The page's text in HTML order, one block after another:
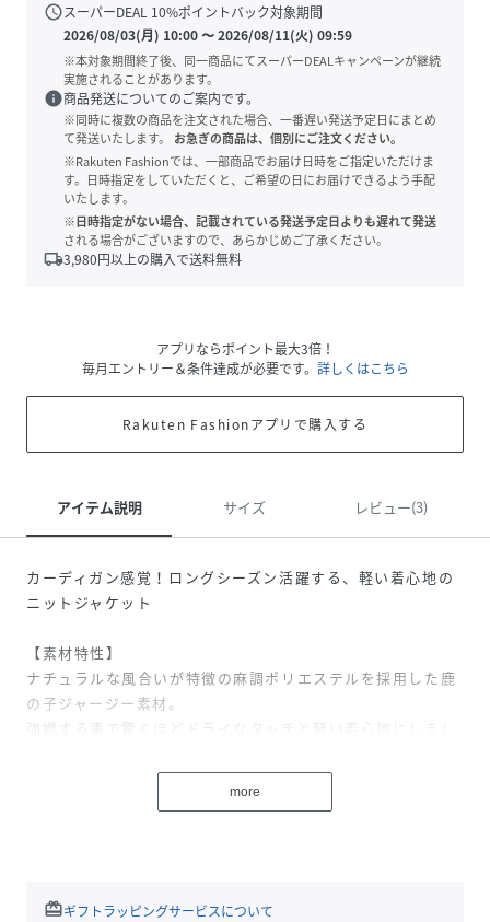
scheduleスーパーDEAL 10%ポイントバック対象期間
2026/08/03(月) 10:00〜2026/08/11(火) 09:59
※本対象期間終了後、同一商品にてスーパーDEALキャンペーンが継続
実施されることがあります。
info商品発送についてのご案内です。
※同時に複数の商品を注文された場合、一番遅い発送予定日にまとめ
て発送いたします。
お急ぎの商品は、個別にご注文ください。
※Rakuten Fashionでは、一部商品でお届け日時をご指定いただけま
す。日時指定をしていただくと、ご希望の日にお届けできるよう手配
いたします。
※日時指定がない場合、記載されている発送予定日よりも遅れて発送
される場合がございますので、あらかじめご了承ください。
local_shipping3,980円以上の購入で送料無料
アプリならポイント最大3倍！
毎月エントリー＆条件達成が必要です。 詳しくはこちら
Rakuten Fashionアプリで購入する
アイテム説明 サイズ レビュー(3)
カーディガン感覚！ロングシーズン活躍する、軽い着心地の
ニットジャケット
【素材特性】
ナチュラルな風合いが特徴の麻調ポリエステルを採用した鹿
の子ジャージー素材。
強撚する事で驚くほどドライなタッチと軽い着心地にしまし
と合わせて、キレイめなテイストに。
more
redeemギフトラッピングサービスについて